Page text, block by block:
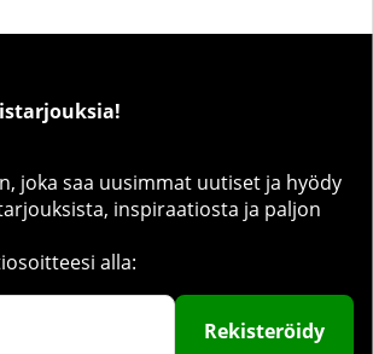
joka saa uusimmat uutiset ja hyödy
inspiraatiosta ja paljon
alla:
Rekisteröidy